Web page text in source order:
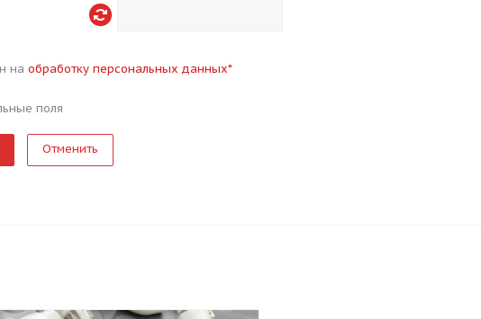
наобработку персональных данных*
поля
Отменить